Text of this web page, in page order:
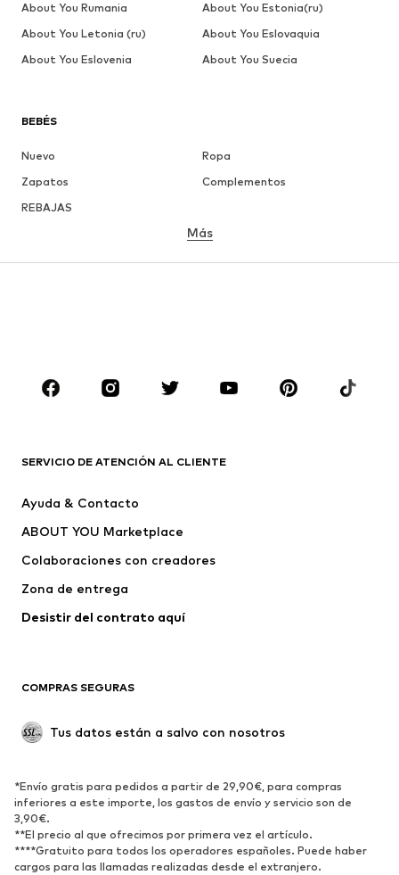
BEBÉS
Nuevo
Ropa
Zapatos
Complementos
REBAJAS
MARCAS
PUMA
ADIDAS SPORTSWEAR
Chay
Más
SERVICIO DE ATENCIÓN AL CLIENTE
Ayuda & Contacto
ABOUT YOU Marketplace
Colaboraciones con creadores
Zona de entrega
Desistir del contrato aquí
COMPRAS SEGURAS
Tus datos están a salvo con nosotros
*Envío gratis para pedidos a partir de 29,90€, para compras
inferiores a este importe, los gastos de envío y servicio son de
3,90€.
**El precio al que ofrecimos por primera vez el artículo.
****Gratuito para todos los operadores españoles. Puede haber
cargos para las llamadas realizadas desde el extranjero.
About You Rumania
About You Estonia(ru)
About You Letonia (ru)
About You Eslovaquia
About You Eslovenia
About You Suecia